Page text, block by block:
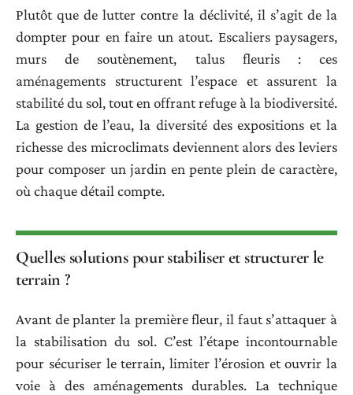
Plutôt que de lutter contre la déclivité, il s’agit de la
dompter pour en faire un atout. Escaliers paysagers,
murs de soutènement, talus fleuris : ces
aménagements structurent l’espace et assurent la
stabilité du sol, tout en offrant refuge à la biodiversité.
La gestion de l’eau, la diversité des expositions et la
richesse des microclimats deviennent alors des leviers
pour composer un jardin en pente plein de caractère,
où chaque détail compte.
Quelles solutions pour stabiliser et structurer le
terrain ?
Avant de planter la première fleur, il faut s’attaquer à
la stabilisation du sol. C’est l’étape incontournable
pour sécuriser le terrain, limiter l’érosion et ouvrir la
voie à des aménagements durables. La technique